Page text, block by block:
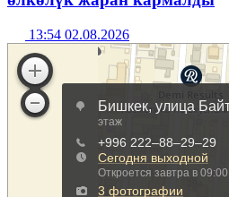
13:54 02.08.2026